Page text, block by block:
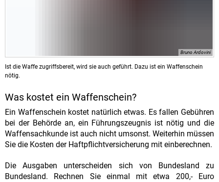
Bruno Ardovini
Ist die Waffe zugriffsbereit, wird sie auch geführt. Dazu ist ein Waffenschein
nötig.
Was kostet ein Waffenschein?
Ein Waffenschein kostet natürlich etwas. Es fallen Gebühren
bei der Behörde an, ein Führungszeugnis ist nötig und die
Waffensachkunde ist auch nicht umsonst. Weiterhin müssen
Sie die Kosten der Haftpflichtversicherung mit einberechnen.
Die Ausgaben unterscheiden sich von Bundesland zu
Bundesland. Rechnen Sie einmal mit etwa 200,- Euro